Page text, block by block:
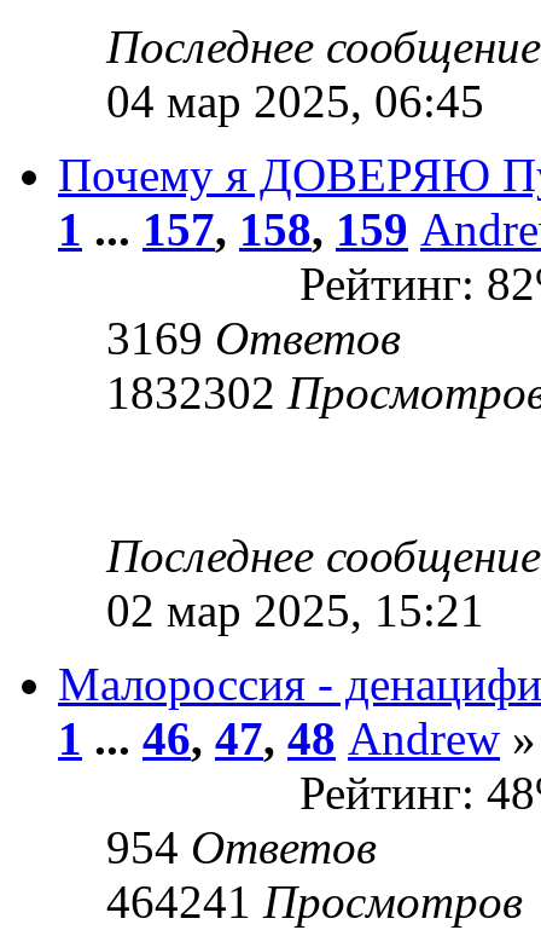
Последнее
04 мар 2025, 06:45
Почему я ДОВЕРЯЮ
1 ... 157, 158, 159
Рейтинг:
3169 Ответов
1832302
Последнее
02 мар 2025, 15:21
Малороссия -
1 ... 46, 47, 48 Andrew
Рейтинг:
954 Ответов
464241 Просмотров